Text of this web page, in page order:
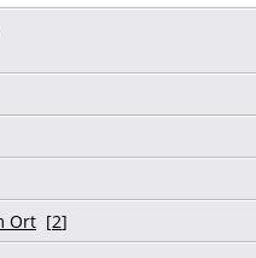
[2]